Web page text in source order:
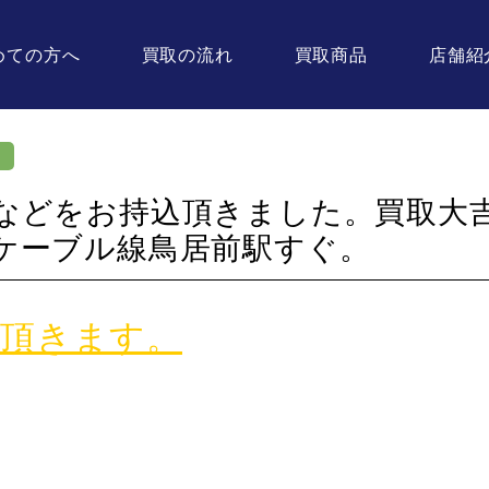
ての方へ 買取の流れ 買取商品 店舗紹
どをお持込頂きました。買取大
ブル線鳥居前駅すぐ。
きます。